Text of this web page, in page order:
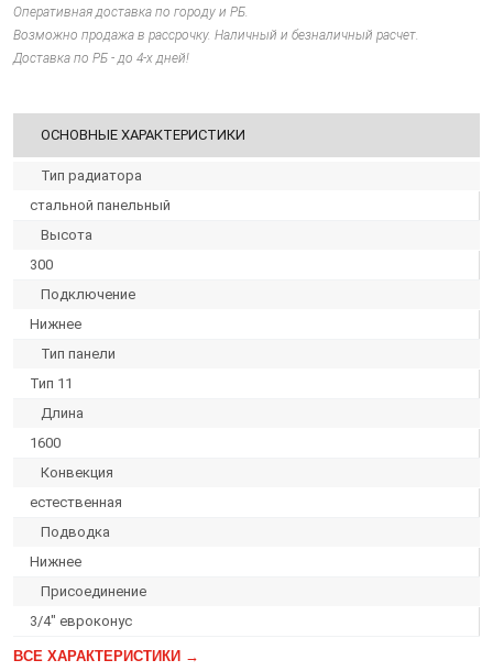
Оперативная доставка по городу и РБ.
Возможно продажа в рассрочку. Наличный и безналичный расчет.
Доставка по РБ - до 4-х дней!
ОСНОВНЫЕ ХАРАКТЕРИСТИКИ
Тип радиатора
стальной панельный
Высота
300
Подключение
Нижнее
Тип панели
Тип 11
Длина
1600
Конвекция
естественная
Подводка
Нижнее
Присоединение
3/4″ евроконус
ВСЕ ХАРАКТЕРИСТИКИ →